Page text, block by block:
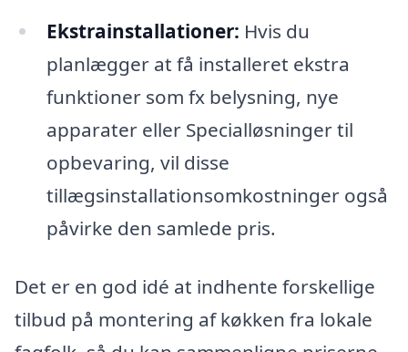
Ekstrainstallationer: Hvis du
planlægger at få installeret ekstra
funktioner som fx belysning, nye
apparater eller Specialløsninger til
opbevaring, vil disse
tillægsinstallationsomkostninger også
påvirke den samlede pris.
Det er en god idé at indhente forskellige
tilbud på montering af køkken fra lokale